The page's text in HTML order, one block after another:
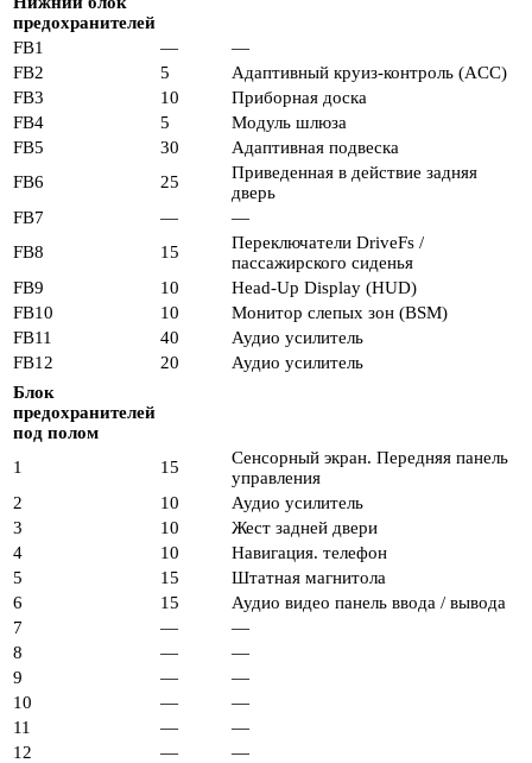
предохранителей
FB1
—
—
FB2
5
Адаптивный круиз-контроль (ACC)
FB3
10
Приборная доска
FB4
5
Модуль шлюза
FB5
30
Адаптивная подвеска
FB6
25
Приведенная в действие задняя
дверь
FB7
—
—
FB8
15
Переключатели DriveFs /
пассажирского сиденья
FB9
10
Head-Up Display (HUD)
FB10
10
Монитор слепых зон (BSM)
FB11
40
Аудио усилитель
FB12
20
Аудио усилитель
Блок
предохранителей
под полом
1
15
Сенсорный экран. Передняя панель
управления
2
10
Аудио усилитель
3
10
Жест задней двери
4
10
Навигация. телефон
5
15
Штатная магнитола
6
15
Аудио видео панель ввода / вывода
7
—
—
8
—
—
9
—
—
10
—
—
11
—
—
12
—
—